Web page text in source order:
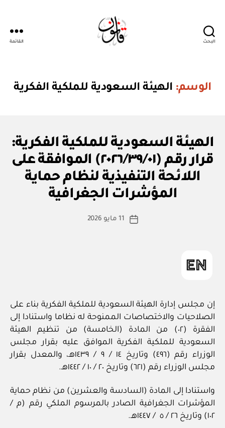
البحث القائمة
الوسم: الهيئة السعودية للملكية الفكرية
التصنيفات
ار
الهيئة السعودية للملكية الفكرية:
قرار رقم (٢٠٢٦/٣٩/٠١) الموافقة على
اللائحة التنفيذية لنظام حماية
المؤشرات الجغرافية
كاتب
بو
س
ة
تاريخ
11 مايو 2026
إن مجلس إدارة الهيئة السعودية للملكية الفكرية بناء على
الصلاحيات والاختصاصات الممنوحة له نظاما واستنادا إلى
الفقرة (٠٢) من المادة (الخامسة) من تنظيم الهيئة
السعودية للملكية الفكرية الموافق عليه بقرار مجلس
الوزراء رقم (٤٩٦) وتاريخ ١٤ / ‏٩‏ / ١٤٣٩هـ، والمعدل بقرار
مجلس الوزراء رقم (٦٢١) وتاريخ ٢٠ / ‏١٠ / ١٤٤٢هـ.
واستنادا إلى المادة (السادسة والعشرين) من نظام حماية
المؤشرات الجغرافية الصادر بالمرسوم الملكي رقم (م /
١٠٢) وتاريخ ٢٦ / ‏٥ ‏ / ١٤٤٧هـ.